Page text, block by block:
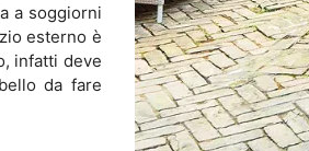
a soggiorni
esterno è
infatti deve
da fare